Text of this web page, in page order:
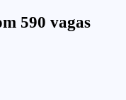
590 vagas